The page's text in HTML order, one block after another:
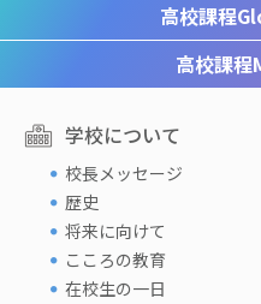
高校課程
高校課程
学校について
校長メッセージ
歴史
将来に向けて
こころの教育
在校生の一日